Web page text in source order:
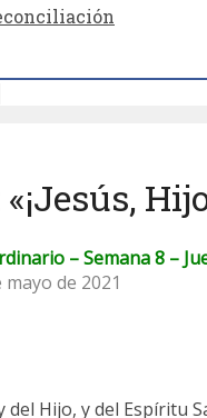
– Semana 8 –
mayo de 2021
del Hijo, y del Espíritu